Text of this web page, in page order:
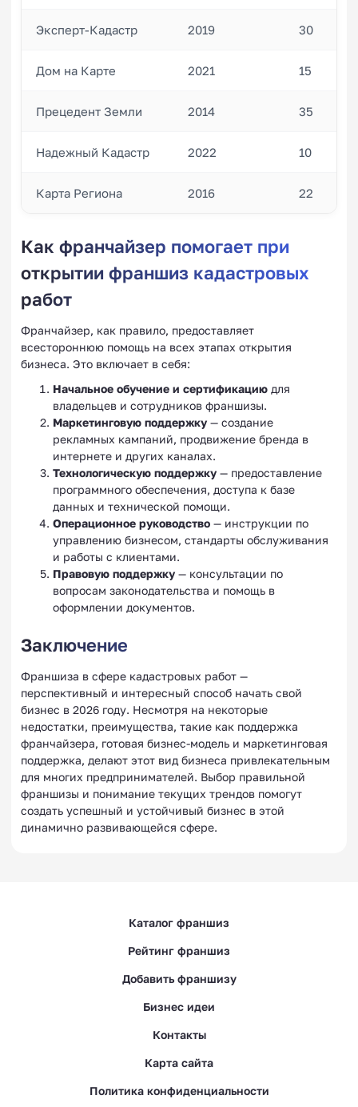
Эксперт-Кадастр 2019 30
Дом на Карте 2021 15
Прецедент Земли 2014 35
Надежный Кадастр 2022 10
Карта Региона 2016 22
Как франчайзер помогает при
открытии франшиз кадастровых
работ
Франчайзер, как правило, предоставляет
всестороннюю помощь на всех этапах открытия
бизнеса. Это включает в себя:
Начальное обучение и сертификацию для
владельцев и сотрудников франшизы.
Маркетинговую поддержку — создание
рекламных кампаний, продвижение бренда в
интернете и других каналах.
Технологическую поддержку — предоставление
программного обеспечения, доступа к базе
данных и технической помощи.
Операционное руководство — инструкции по
управлению бизнесом, стандарты обслуживания
и работы с клиентами.
Правовую поддержку — консультации по
вопросам законодательства и помощь в
оформлении документов.
Заключение
Франшиза в сфере кадастровых работ —
перспективный и интересный способ начать свой
бизнес в 2026 году. Несмотря на некоторые
недостатки, преимущества, такие как поддержка
франчайзера, готовая бизнес-модель и маркетинговая
поддержка, делают этот вид бизнеса привлекательным
для многих предпринимателей. Выбор правильной
франшизы и понимание текущих трендов помогут
создать успешный и устойчивый бизнес в этой
динамично развивающейся сфере.
Каталог франшиз
Рейтинг франшиз
Добавить франшизу
Бизнес идеи
Контакты
Карта сайта
Политика конфиденциальности